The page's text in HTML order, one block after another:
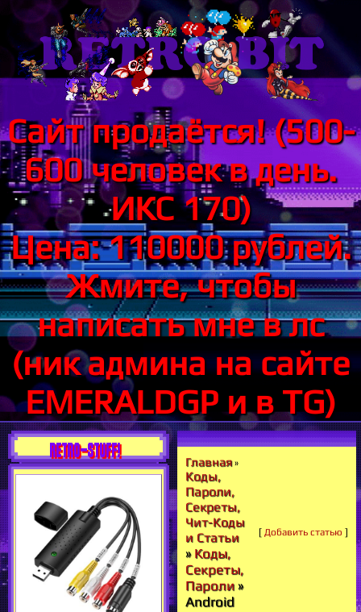
Сайт продаётся! (500-
600 человек в день.
ИКС 170)
Цена: 110000 рублей.
Жмите, чтобы
написать мне в лс
(ник админа на сайте
EMERALDGP и в TG)
RETRO-STUFF!
Главная»
Коды,
Пароли,
Секреты,
Чит-Коды
и Статьи
» Коды,
Секреты,
Пароли »
Android
[ Добавить статью ]